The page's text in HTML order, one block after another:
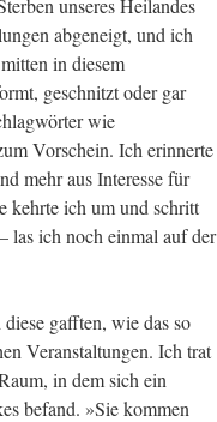
unseres Heilandes
abgeneigt, und ich
in diesem
geschnitzt oder gar
wie
Vorschein. Ich erinnerte
mehr aus Interesse für
kehrte ich um und schritt
las ich noch einmal auf der
gafften, wie das so
Veranstaltungen. Ich trat
in dem sich ein
befand. »Sie kommen